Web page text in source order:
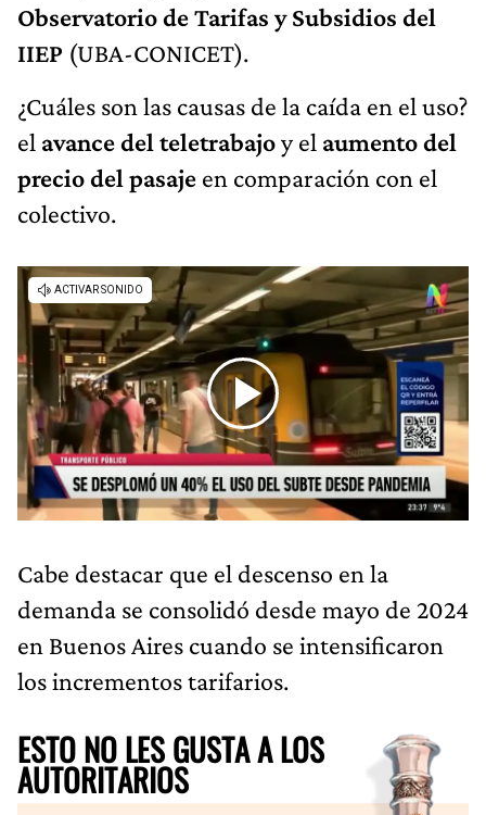
Observatorio de Tarifas y Subsidios del
IIEP (UBA-CONICET).
¿Cuáles son las causas de la caída en el uso?
el avance del teletrabajoy el aumento del
precio del pasaje en comparación con el
colectivo.
Cabe destacar que el descenso en la
demanda se consolidó desde mayo de 2024
en Buenos Aires cuando se intensificaron
los incrementos tarifarios.
ESTO NO LES GUSTA A LOS
AUTORITARIOS